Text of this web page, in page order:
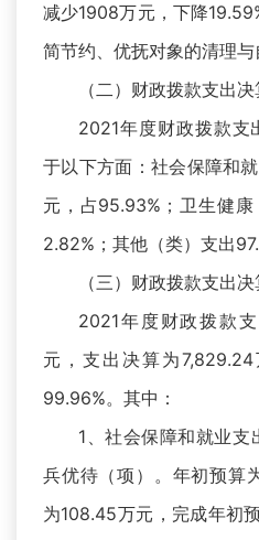
减少1908万元，下降
简节约、优抚对象的清理与
（二）财政拨款支出
2021年度财政拨款
于以下方面：社会保障和
元，占95.93%；卫生健
2.82%；其他（类）支出
（三）财政拨款支出
2021年度财政拨款
元，支出决算为
99.96%。其中：
1、社会保障和就业
兵优待（项）。年初预算
为108.45万元，完成年初